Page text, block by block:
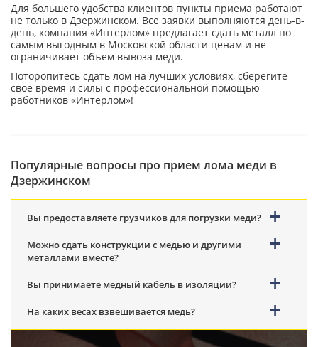
Для большего удобства клиентов пункты приема работают
не только в Дзержинском. Все заявки выполняются день-в-
день, компания «Интерлом» предлагает сдать металл по
самым выгодным в Московской области ценам и не
ограничивает объем вывоза меди.
Поторопитесь сдать лом на лучших условиях, сберегите
свое время и силы с профессиональной помощью
работников «Интерлом»!
Популярные вопросы про прием лома меди в
Дзержинском
Вы предоставляете грузчиков для погрузки меди?
Можно сдать конструкции с медью и другими
металлами вместе?
Вы принимаете медный кабель в изоляции?
На каких весах взвешивается медь?